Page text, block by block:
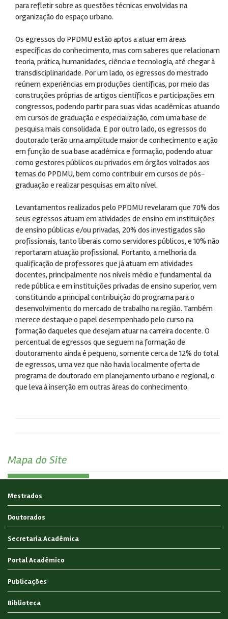
para refletir sobre as questões técnicas envolvidas na
organização do espaço urbano.
Os egressos do PPDMU estão aptos a atuar em áreas
específicas do conhecimento, mas com saberes que relacionam
teoria, prática, humanidades, ciência e tecnologia, até chegar à
transdisciplinaridade. Por um lado, os egressos do mestrado
reúnem experiências em produções científicas, por meio das
construções próprias de artigos científicos e participações em
congressos, podendo partir para suas vidas acadêmicas atuando
em cursos de graduação e especialização, com uma base de
pesquisa mais consolidada. E por outro lado, os egressos do
doutorado terão uma amplitude maior de conhecimento e ação
em função de sua base acadêmica e formação, podendo atuar
como gestores públicos ou privados em órgãos voltados aos
temas do PPDMU, bem como contribuir em cursos de pós-
graduação e realizar pesquisas em alto nível.
Levantamentos realizados pelo PPDMU revelaram que 70% dos
seus egressos atuam em atividades de ensino em instituições
de ensino públicas e/ou privadas, 20% dos investigados são
profissionais, tanto liberais como servidores públicos, e 10% não
reportaram atuação profissional. Portanto, a melhoria da
qualificação de professores que já atuam em atividades
docentes, principalmente nos níveis médio e fundamental da
rede pública e em instituições privadas de ensino superior, vem
constituindo a principal contribuição do programa para o
desenvolvimento do mercado de trabalho na região. Também
merece destaque o papel desempenhado pelo curso na
formação daqueles que desejam atuar na carreira docente. O
percentual de egressos que seguem na formação de
doutoramento ainda é pequeno, somente cerca de 12% do total
de egressos, uma vez que não havia localmente oferta de
programa de doutorado em planejamento urbano e regional, o
que leva à inserção em outras áreas do conhecimento.
Mapa do Site
Mestrados
Doutorados
Secretaria Acadêmica
Portal Acadêmico
Publicações
Biblioteca